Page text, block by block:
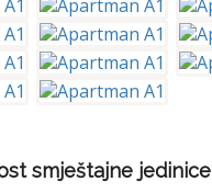
smještajne jedinice